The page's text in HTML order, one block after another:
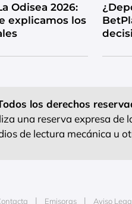
Odisea 2026:
explicamos los
los derechos
una reserva expresa de
de lectura mecánica u
Emisoras Aviso